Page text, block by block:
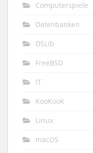
Computerspiele
Datenbanken
DSLib
FreeBSD
IT
KooKooK
Linux
macOS